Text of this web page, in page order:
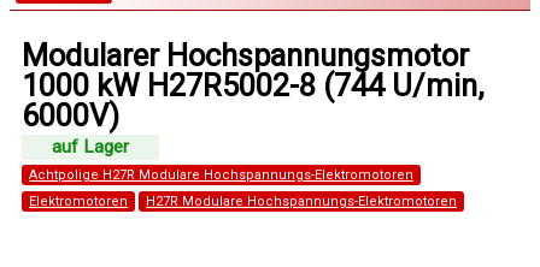
Modularer Hochspannungsmotor
1000 kW H27R5002-8 (744 U/min,
6000V)
Achtpolige H27R Modulare Hochspannungs-Elektromotoren
Elektromotoren
H27R Modulare Hochspannungs-Elektromotoren